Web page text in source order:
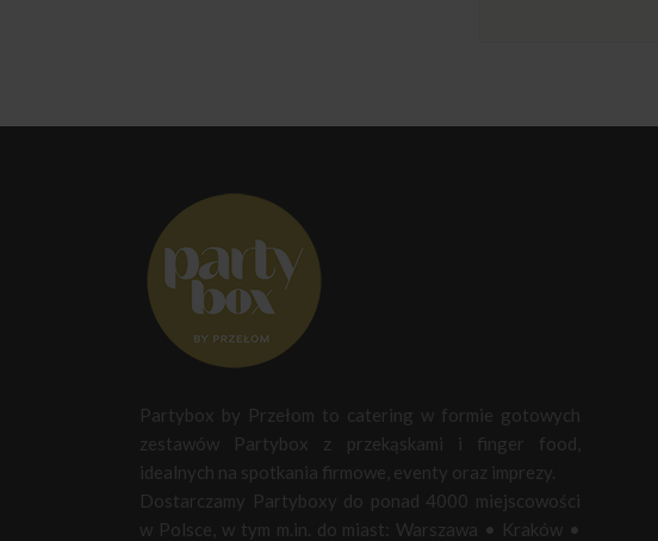
Partybox by Przełom to catering w formie gotowych
zestawów Partybox z przekąskami i finger food,
idealnych na spotkania firmowe, eventy oraz imprezy.
Dostarczamy Partyboxy do ponad 4000 miejscowości
w Polsce, w tym m.in. do miast: Warszawa • Kraków •